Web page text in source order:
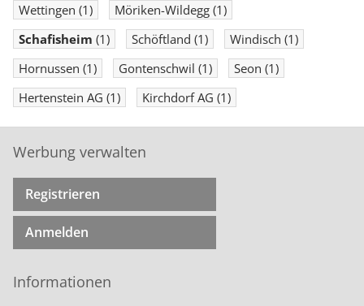
Wettingen (1) Möriken-Wildegg (1)
Schafisheim (1) Schöftland (1) Windisch (1)
Hornussen (1) Gontenschwil (1) Seon (1)
Hertenstein AG (1) Kirchdorf AG (1)
Werbung verwalten
Registrieren
Anmelden
Informationen